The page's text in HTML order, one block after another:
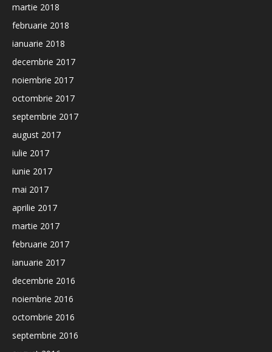
martie 2018
februarie 2018
ianuarie 2018
decembrie 2017
noiembrie 2017
octombrie 2017
septembrie 2017
august 2017
iulie 2017
iunie 2017
mai 2017
aprilie 2017
martie 2017
februarie 2017
ianuarie 2017
decembrie 2016
noiembrie 2016
octombrie 2016
septembrie 2016